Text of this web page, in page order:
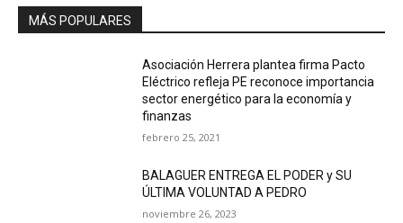
MÁS POPULARES
Asociación Herrera plantea firma Pacto
Eléctrico refleja PE reconoce importancia
sector energético para la economía y
finanzas
febrero 25, 2021
BALAGUER ENTREGA EL PODER y SU
ÚLTIMA VOLUNTAD A PEDRO
noviembre 26, 2023